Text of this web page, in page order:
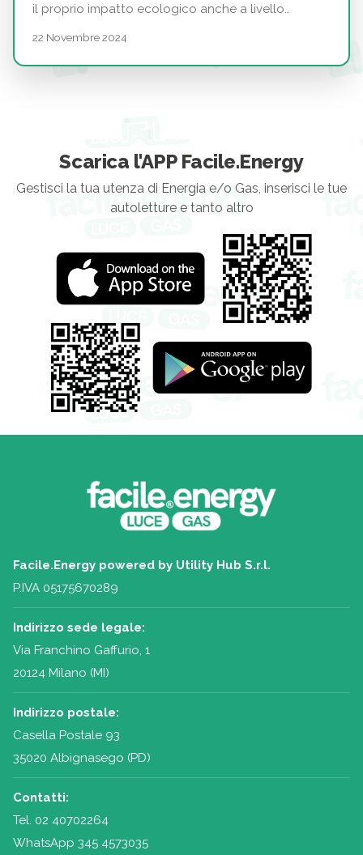
il proprio impatto ecologico anche a livello…
22 Novembre 2024
Scarica l'APP Facile.Energy
Gestisci la tua utenza di Energia e/o Gas, inserisci le tue
autoletture e tanto altro
Facile.Energy powered by Utility Hub S.r.l.
P.IVA 05175670289
Indirizzo sede legale:
Via Franchino Gaffurio, 1
20124 Milano (MI)
Indirizzo postale:
Casella Postale 93
35020 Albignasego (PD)
Contatti:
Tel. 02 40702264
WhatsApp 345 4573035